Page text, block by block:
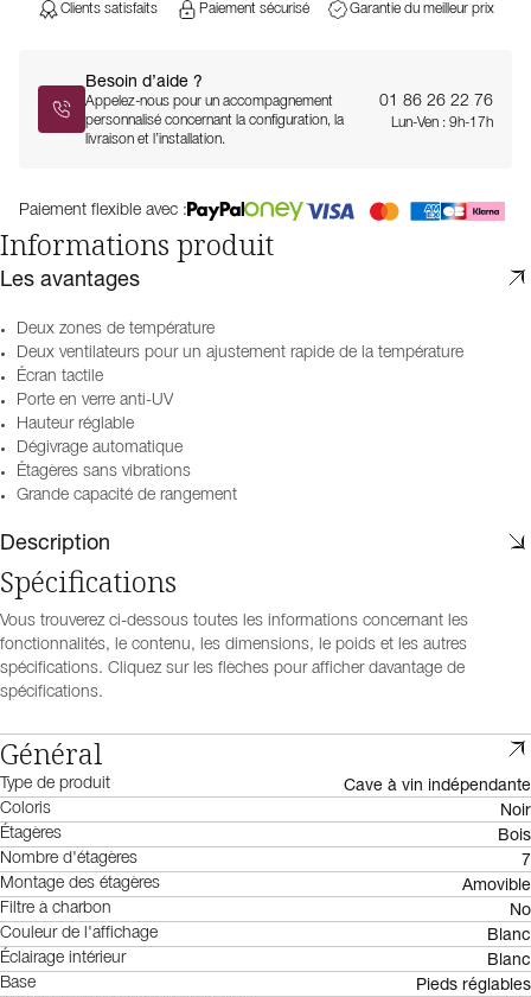
Clients satisfaits Paiement sécurisé Garantie du meilleur prix
Besoin d’aide ?
Appelez-nous pour un accompagnement
personnalisé concernant la configuration, la
livraison et l’installation.
01 86 26 22 76
Lun-Ven : 9h-17h
Paiement flexible avec :
Informations produit
Les avantages
Deux zones de température
Deux ventilateurs pour un ajustement rapide de la température
Écran tactile
Porte en verre anti-UV
Hauteur réglable
Dégivrage automatique
Étagères sans vibrations
Grande capacité de rangement
Description
Spécifications
Vous trouverez ci-dessous toutes les informations concernant les
fonctionnalités, le contenu, les dimensions, le poids et les autres
spécifications. Cliquez sur les flèches pour afficher davantage de
spécifications.
Général
Type de produit Cave à vin indépendante
Coloris Noir
Étagères Bois
Nombre d'étagères 7
Montage des étagères Amovible
Filtre à charbon No
Couleur de l'affichage Blanc
Éclairage intérieur Blanc
Base Pieds réglables